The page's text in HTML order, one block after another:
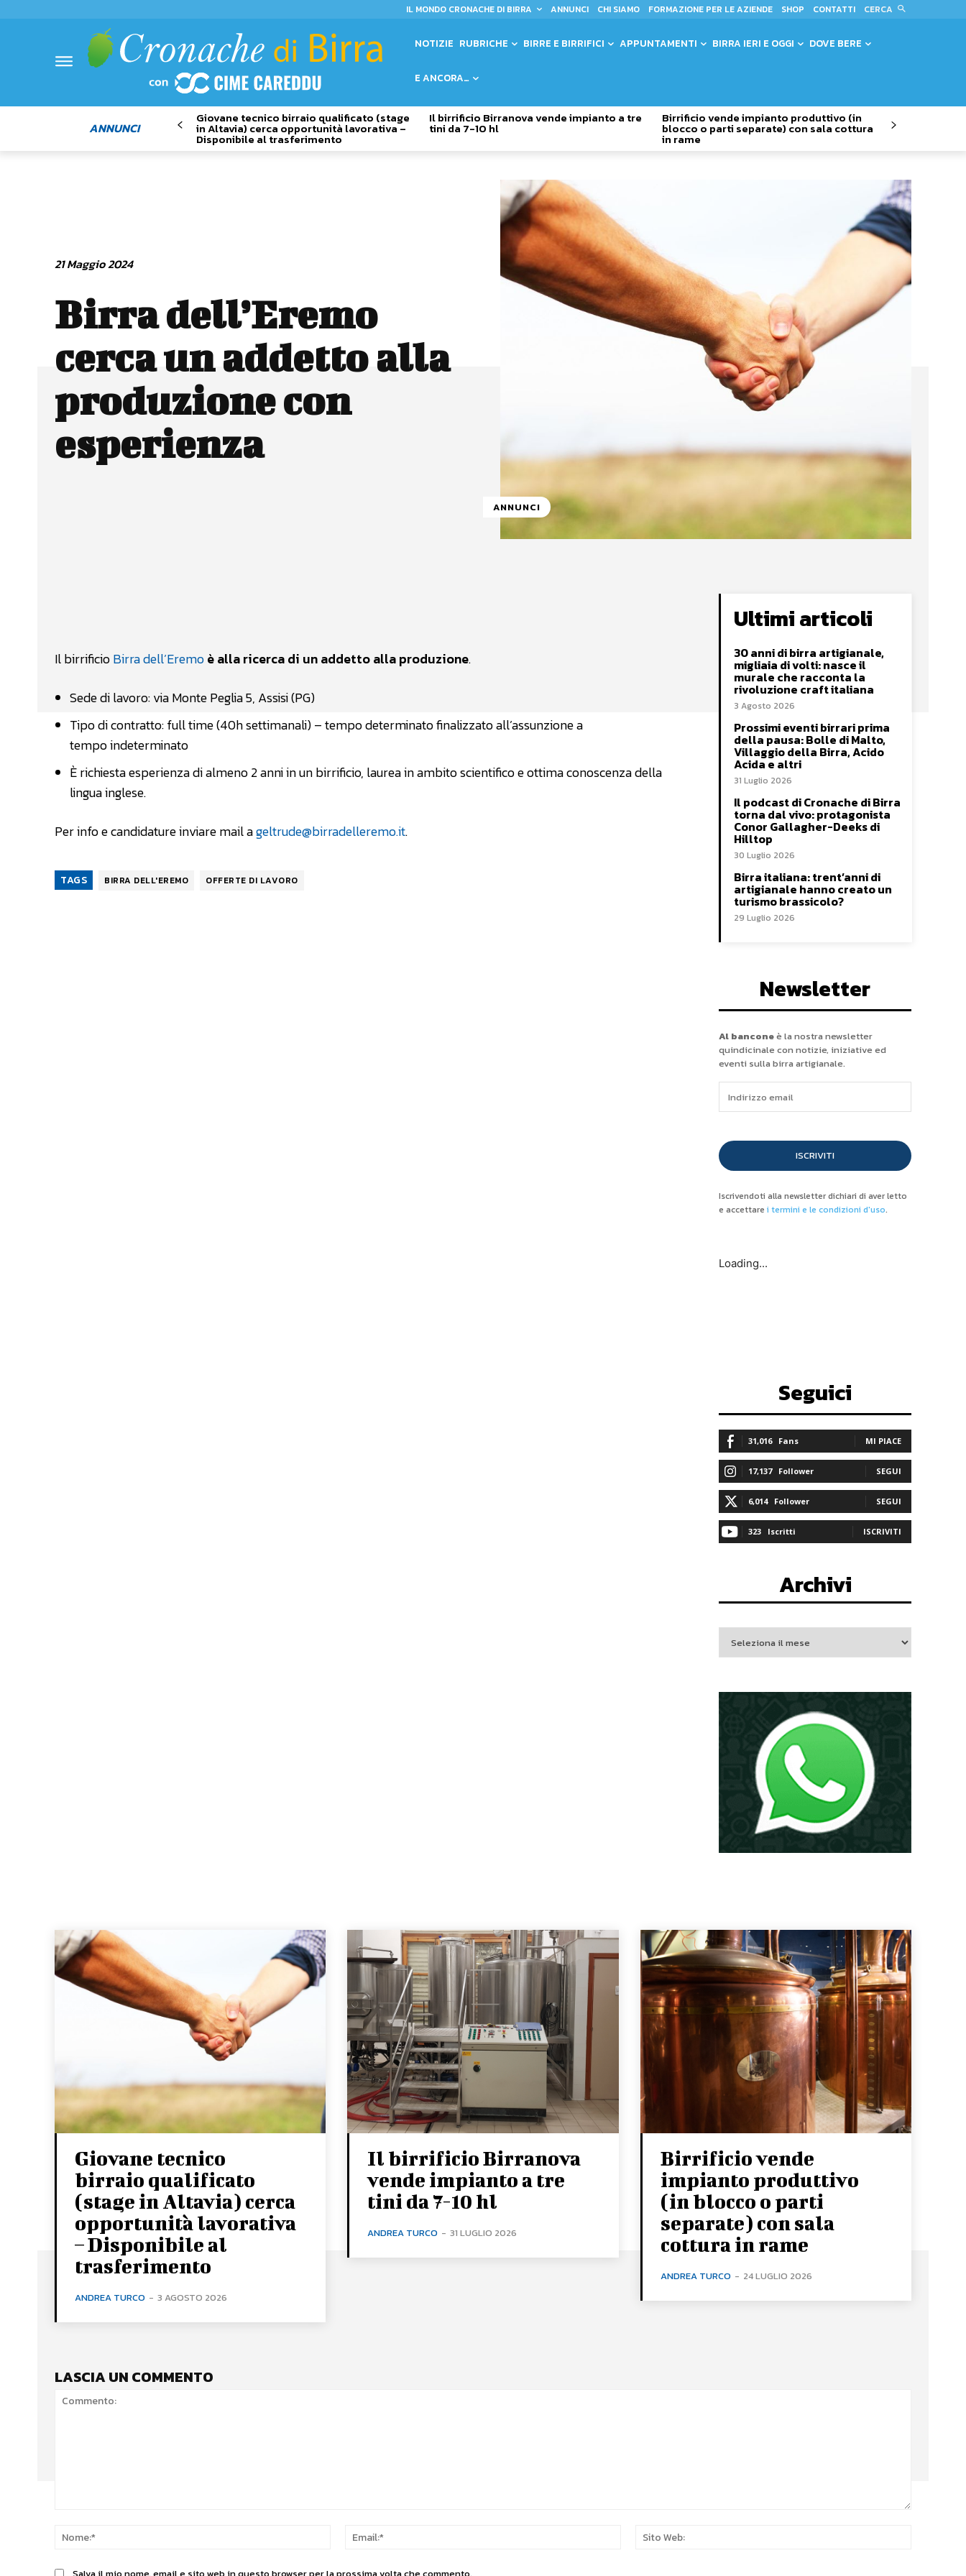
IL MONDO CRONACHE DI BIRRA ANNUNCI CHI SIAMO FORMAZIONE PER LE AZIENDE SHOP CONTATTI CERCA
NOTIZIE RUBRICHE BIRRE E BIRRIFICI APPUNTAMENTI BIRRA IERI E OGGI DOVE BERE
E ANCORA…
ANNUNCI
Giovane tecnico birraio qualificato (stage
in Altavia) cerca opportunità lavorativa –
Disponibile al trasferimento
Il birrificio Birranova vende impianto a tre
tini da 7-10 hl
Birrificio vende impianto produttivo (in
blocco o parti separate) con sala cottura
in rame
21 Maggio 2024
Birra dell’Eremo
cerca un addetto alla
produzione con
esperienza
ANNUNCI
Il birrificioBirra dell’Eremoè alla ricerca di un addetto alla produzione.
Sede di lavoro: via Monte Peglia 5, Assisi (PG)
Tipo di contratto: full time (40h settimanali) – tempo determinato finalizzato all’assunzione a
tempo indeterminato
È richiesta esperienza di almeno 2 anni in un birrificio, laurea in ambito scientifico e ottima conoscenza della
lingua inglese.
Per info e candidature inviare mail ageltrude@birradelleremo.it.
TAGS BIRRA DELL'EREMO OFFERTE DI LAVORO
Ultimi articoli
30 anni di birra artigianale,
migliaia di volti: nasce il
murale che racconta la
rivoluzione craft italiana
3 Agosto 2026
Prossimi eventi birrari prima
della pausa: Bolle di Malto,
Villaggio della Birra, Acido
Acida e altri
31 Luglio 2026
Il podcast di Cronache di Birra
torna dal vivo: protagonista
Conor Gallagher-Deeks di
Hilltop
30 Luglio 2026
Birra italiana: trent’anni di
artigianale hanno creato un
turismo brassicolo?
29 Luglio 2026
Newsletter
Al banconeè la nostra newsletter
quindicinale con notizie, iniziative ed
eventi sulla birra artigianale.
ISCRIVITI
Iscrivendoti alla newsletter dichiari di aver letto
e accettare i termini e le condizioni d'uso.
Loading...
Seguici
31,016 Fans MI PIACE
17,137 Follower SEGUI
6,014 Follower SEGUI
323 Iscritti ISCRIVITI
Archivi
Giovane tecnico
birraio qualificato
(stage in Altavia) cerca
opportunità lavorativa
– Disponibile al
trasferimento
ANDREA TURCO - 3 AGOSTO 2026
Il birrificio Birranova
vende impianto a tre
tini da 7-10 hl
ANDREA TURCO - 31 LUGLIO 2026
Birrificio vende
impianto produttivo
(in blocco o parti
separate) con sala
cottura in rame
ANDREA TURCO - 24 LUGLIO 2026
LASCIA UN COMMENTO
Nome:*
Email:*